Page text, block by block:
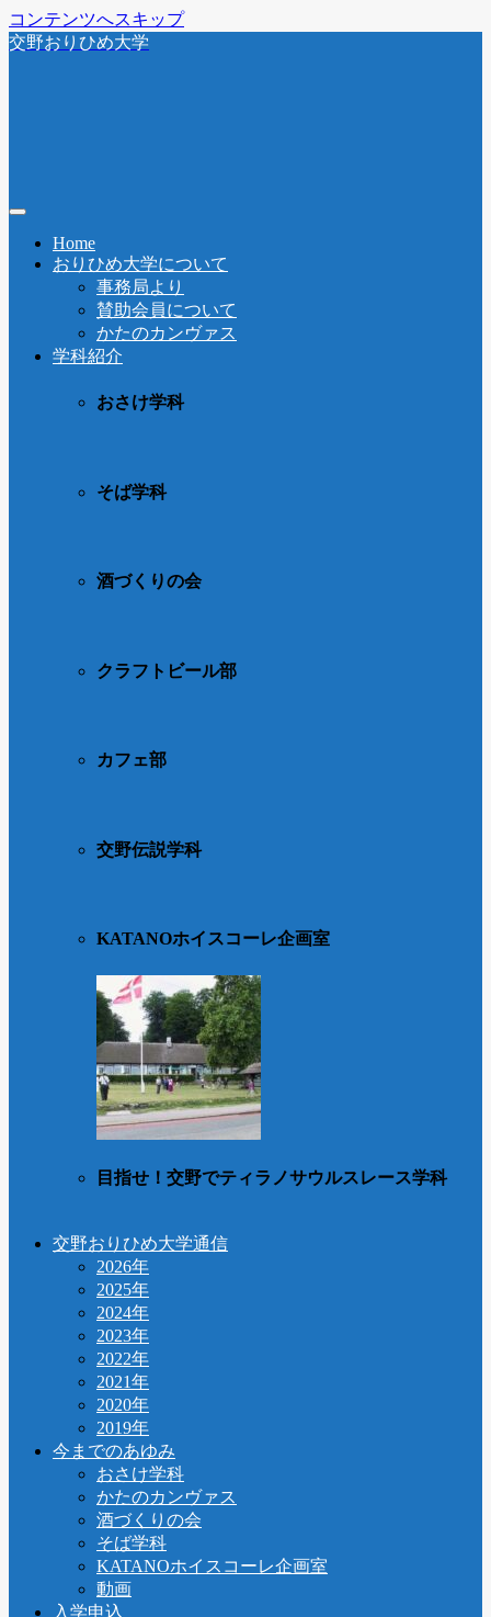
コンテンツへスキップ
交野おりひめ大学
Home
おりひめ大学について
事務局より
賛助会員について
かたのカンヴァス
学科紹介
おさけ学科
そば学科
酒づくりの会
クラフトビール部
カフェ部
交野伝説学科
KATANOホイスコーレ企画室
目指せ！交野でティラノサウルスレース学科
交野おりひめ大学通信
2026年
2025年
2024年
2023年
2022年
2021年
2020年
2019年
今までのあゆみ
おさけ学科
かたのカンヴァス
酒づくりの会
そば学科
KATANOホイスコーレ企画室
動画
入学申込